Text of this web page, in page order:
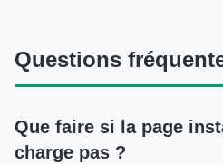
Questions
Que faire si la page
charge pas ?